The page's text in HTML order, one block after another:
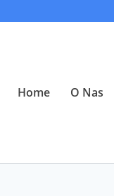
Home O Nas